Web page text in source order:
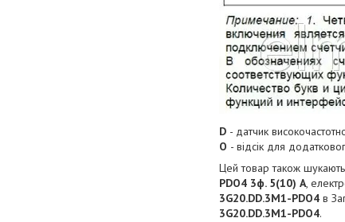
D - датчик
O - відсік для
Цей товар також шукають
PDO4 3ф. 5(10) А,
3G20.DD.3M1-PDO4 в
3G20.DD.3M1-PDO4.